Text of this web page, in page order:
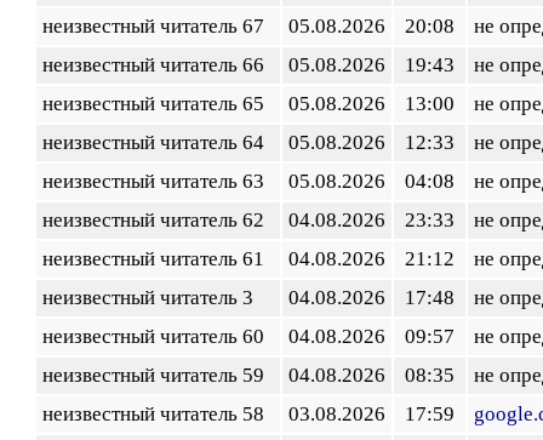
неизвестный читатель 67
05.08.2026 20:08
не
неизвестный читатель 66
05.08.2026 19:43
не
неизвестный читатель 65
05.08.2026 13:00
не
неизвестный читатель 64
05.08.2026 12:33
не
неизвестный читатель 63
05.08.2026 04:08
не
неизвестный читатель 62
04.08.2026 23:33
не
неизвестный читатель 61
04.08.2026 21:12
не
неизвестный читатель 3
04.08.2026 17:48
не
неизвестный читатель 60
04.08.2026 09:57
не
неизвестный читатель 59
04.08.2026 08:35
не
неизвестный читатель 58
03.08.2026 17:59